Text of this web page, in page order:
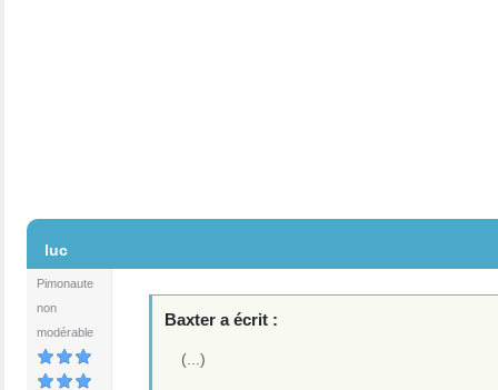
luc
Pimonaute
non
modérable
Baxter a écrit :
(...)